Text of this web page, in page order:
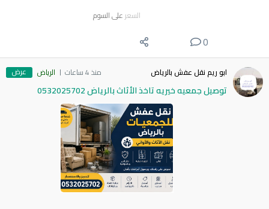
السعر على السوم
0
ابو ريم نقل عفش بالرياض منذ 4 ساعات الرياض عرض
توصيل جمعيه خيريه تاخذ الأثاث بالرياض 0532025702